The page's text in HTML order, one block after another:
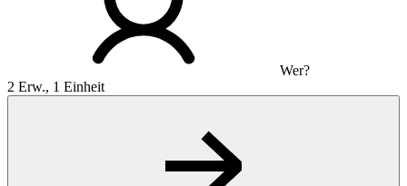
Wer?
2 Erw., 1 Einheit